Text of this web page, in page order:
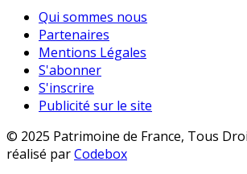
Qui sommes nous
Partenaires
Mentions Légales
S'abonner
S'inscrire
Publicité sur le site
© 2025 Patrimoine de France, Tous
réalisé parCodebox